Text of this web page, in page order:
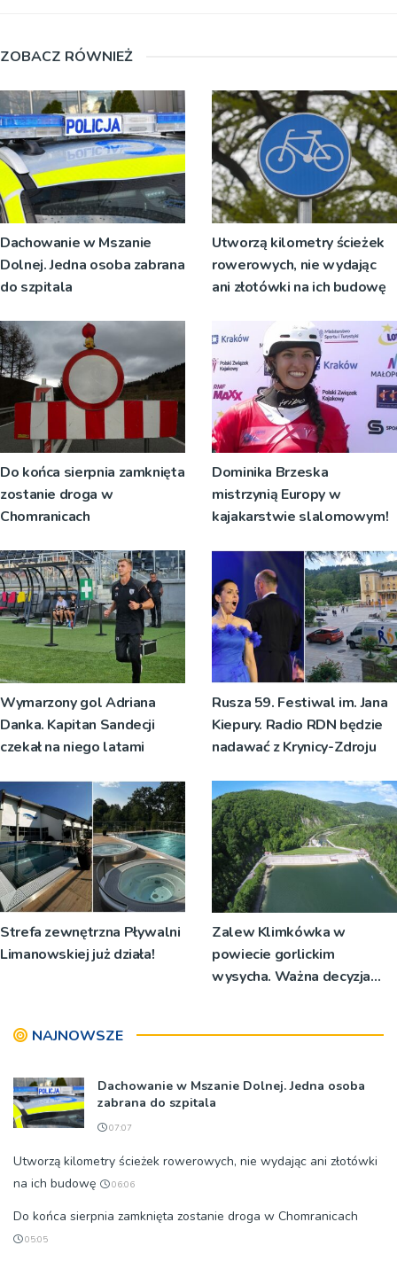
ZOBACZ RÓWNIEŻ
Dachowanie w Mszanie
Dolnej. Jedna osoba zabrana
do szpitala
Utworzą kilometry ścieżek
rowerowych, nie wydając
ani złotówki na ich budowę
Do końca sierpnia zamknięta
zostanie droga w
Chomranicach
Dominika Brzeska
mistrzynią Europy w
kajakarstwie slalomowym!
Wymarzony gol Adriana
Danka. Kapitan Sandecji
czekał na niego latami
Rusza 59. Festiwal im. Jana
Kiepury. Radio RDN będzie
nadawać z Krynicy-Zdroju
Strefa zewnętrzna Pływalni
Limanowskiej już działa!
Zalew Klimkówka w
powiecie gorlickim
wysycha. Ważna decyzja
NAJNOWSZE
Dachowanie w Mszanie Dolnej. Jedna osoba
zabrana do szpitala
07:07
Utworzą kilometry ścieżek rowerowych, nie wydając ani złotówki
na ich budowę
06:06
Do końca sierpnia zamknięta zostanie droga w Chomranicach
05:05